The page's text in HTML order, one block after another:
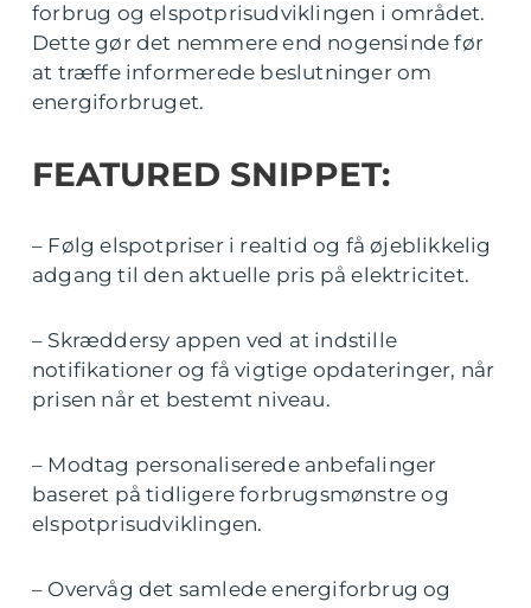
forbrug og elspotprisudviklingen i området.
Dette gør det nemmere end nogensinde før
at træffe informerede beslutninger om
energiforbruget.
FEATURED SNIPPET:
– Følg elspotpriser i realtid og få øjeblikkelig
adgang til den aktuelle pris på elektricitet.
– Skræddersy appen ved at indstille
notifikationer og få vigtige opdateringer, når
prisen når et bestemt niveau.
– Modtag personaliserede anbefalinger
baseret på tidligere forbrugsmønstre og
elspotprisudviklingen.
– Overvåg det samlede energiforbrug og